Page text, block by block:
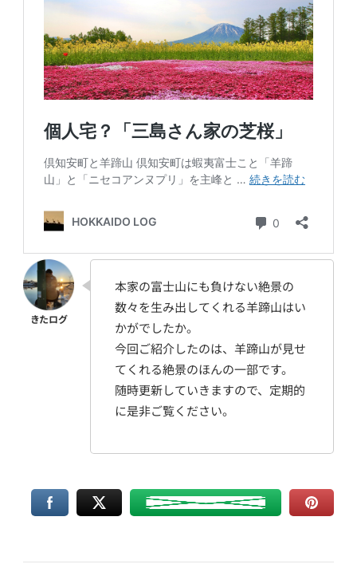
本家の富士山にも負けない絶景の
数々を生み出してくれる羊蹄山はい
かがでしたか。
今回ご紹介したのは、羊蹄山が見せ
てくれる絶景のほんの一部です。
随時更新していきますので、定期的
に是非ご覧ください。